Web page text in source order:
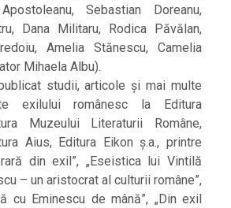
Sebastian Doreanu,
Dana Militaru, Rodica Păvălan,
Amelia Stănescu, Camelia
Mihaela Albu).
studii, articole și mai multe
exilului românesc la Editura
Muzeului Literaturii Române,
Aius, Editura Eikon ș.a., printre
din exil”, „Eseistica lui Vintilă
– un aristocrat al culturii române”,
cu Eminescu de mână”, „Din exil